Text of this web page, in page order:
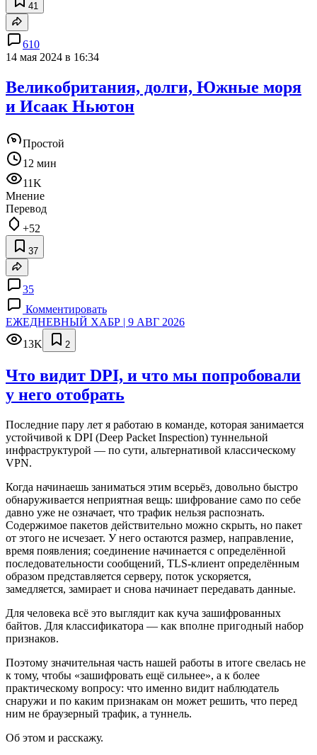
41
610
14 мая 2024 в 16:34
Великобритания, долги, Южные моря
и Исаак Ньютон
Простой
12 мин
11K
Мнение
Перевод
+52
37
35
Комментировать
ЕЖЕДНЕВНЫЙ ХАБР | 9 АВГ 2026
13K
2
Что видит DPI, и что мы попробовали
у него отобрать
Последние пару лет я работаю в команде, которая занимается
устойчивой к DPI (Deep Packet Inspection) туннельной
инфраструктурой — по сути, альтернативой классическому
VPN.
Когда начинаешь заниматься этим всерьёз, довольно быстро
обнаруживается неприятная вещь: шифрование само по себе
давно уже не означает, что трафик нельзя распознать.
Содержимое пакетов действительно можно скрыть, но пакет
от этого не исчезает. У него остаются размер, направление,
время появления; соединение начинается с определённой
последовательности сообщений, TLS-клиент определённым
образом представляется серверу, поток ускоряется,
замедляется, замирает и снова начинает передавать данные.
Для человека всё это выглядит как куча зашифрованных
байтов. Для классификатора — как вполне пригодный набор
признаков.
Поэтому значительная часть нашей работы в итоге свелась не
к тому, чтобы «зашифровать ещё сильнее», а к более
практическому вопросу: что именно видит наблюдатель
снаружи и по каким признакам он может решить, что перед
ним не браузерный трафик, а туннель.
Об этом и расскажу.